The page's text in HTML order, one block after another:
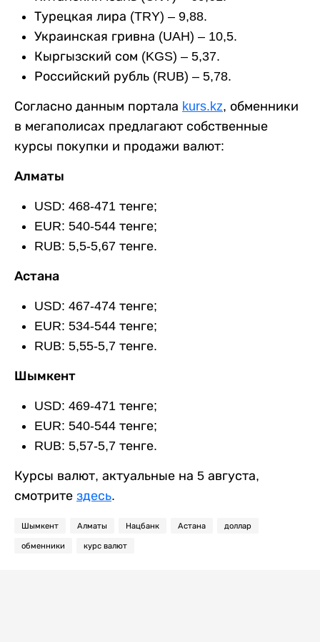
Турецкая лира (TRY) – 9,88.
Украинская гривна (UAH) – 10,5.
Кыргызский сом (KGS) – 5,37.
Российский рубль (RUB) – 5,78.
Согласно данным портала kurs.kz, обменники
в мегаполисах предлагают собственные
курсы покупки и продажи валют:
Алматы
USD: 468-471 тенге;
EUR: 540-544 тенге;
RUB: 5,5-5,67 тенге.
Астана
USD: 467-474 тенге;
EUR: 534-544 тенге;
RUB: 5,55-5,7 тенге.
Шымкент
USD: 469-471 тенге;
EUR: 540-544 тенге;
RUB: 5,57-5,7 тенге.
Курсы валют, актуальные на 5 августа,
смотрите здесь.
Шымкент Алматы Нацбанк Астана доллар
обменники курс валют